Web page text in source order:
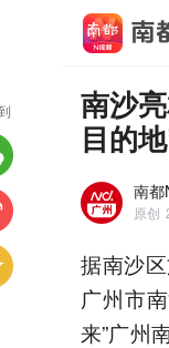
南沙
目的
南都
原创
据南沙
广州市
来”广州